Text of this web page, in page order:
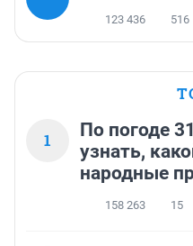
123 436 516
1
По погоде
узнать,
народные
158 263 15